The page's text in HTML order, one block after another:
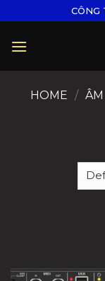
content
CÔNG
HOME /